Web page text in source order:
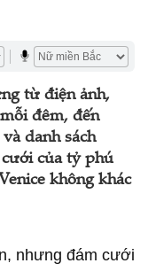
từ điện ảnh,
đêm, đến
danh sách
của tỷ phú
không khác
nhưng đám cưới